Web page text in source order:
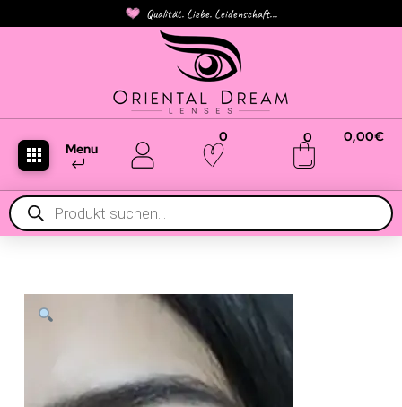
Qualität. Liebe. Leidenschaft...
Menu
0 0 0,00€
Products
search